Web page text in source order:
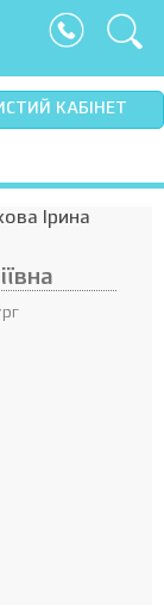
КАБІНЕТ